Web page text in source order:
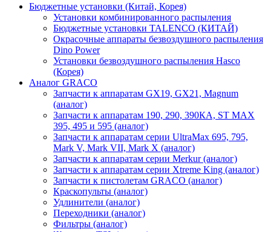
Бюджетные установки (Китай, Корея)
Установки комбинированного распыления
Бюджетные установки TALENCO (КИТАЙ)
Окрасочные аппараты безвоздушного распыления
Dino Power
Установки безвоздушного распыления Hasco
(Корея)
Аналог GRACO
Запчасти к аппаратам GX19, GX21, Magnum
(аналог)
Запчасти к аппаратам 190, 290, 390КА, ST MAX
395, 495 и 595 (аналог)
Запчасти к аппаратам серии UltraMax 695, 795,
Mark V, Mark VII, Mark X (аналог)
Запчасти к аппаратам серии Merkur (аналог)
Запчасти к аппаратам серии Xtreme King (аналог)
Запчасти к пистолетам GRACO (аналог)
Краскопульты (аналог)
Удлинители (аналог)
Переходники (аналог)
Фильтры (аналог)